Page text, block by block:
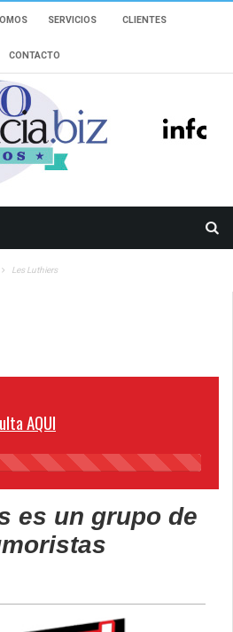
SERVICIOS CLIENTES
CONTACTO
Les Luthiers
AQUI
45%
es un grupo de